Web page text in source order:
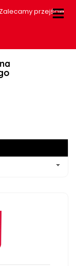
przejście